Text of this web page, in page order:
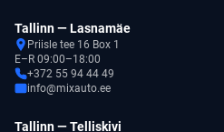
Tallinn — Lasnamäe
Priisle tee 16 Box 1
E–R 09:00–18:00
+372 55 94 44 49
info@mixauto.ee
Tallinn — Telliskivi